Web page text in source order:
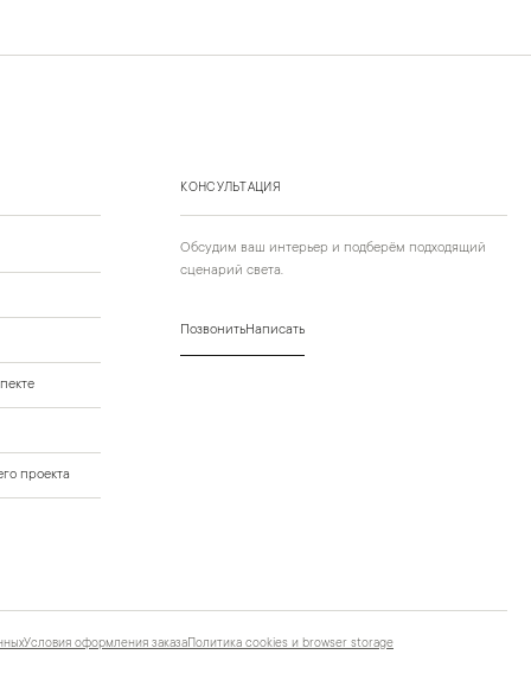
КОНСУЛЬТАЦИЯ
Обсудим ваш интерьер и подберём подходящий
сценарий света.
ПозвонитьНаписать
проекта
Условия оформления заказаПолитика cookies и browser storage